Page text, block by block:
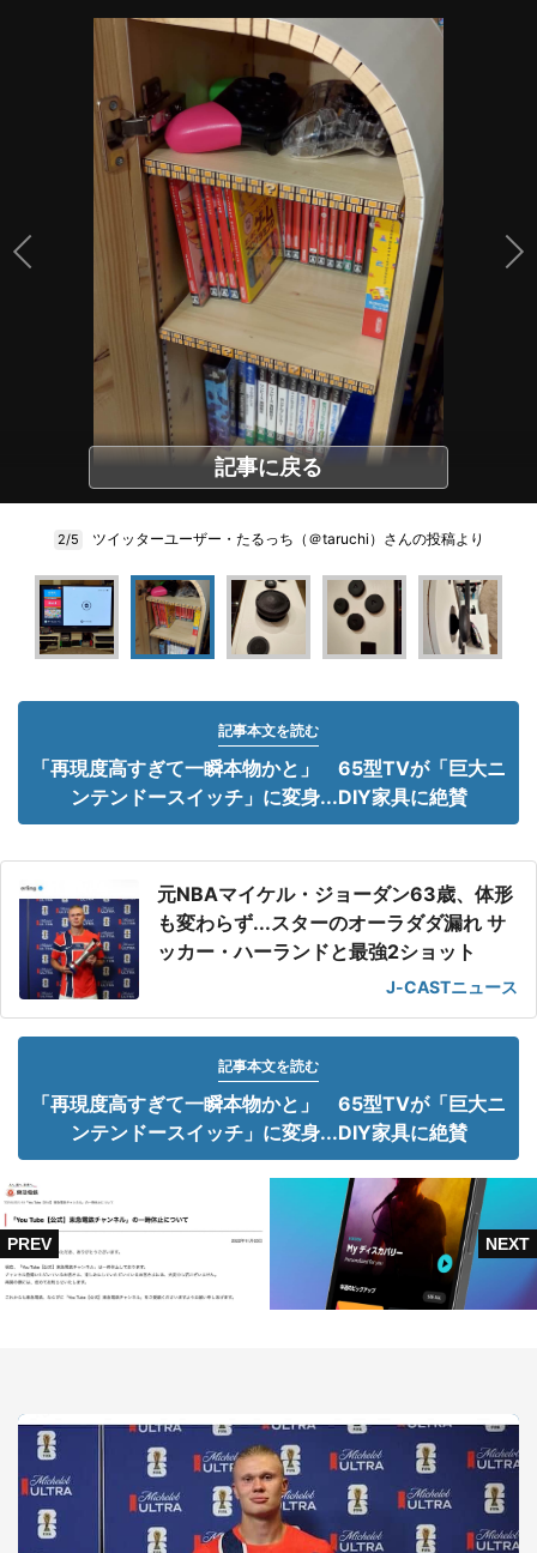
記事に戻る
2/5 ツイッターユーザー・たるっち（＠taruchi）さんの投稿より
記事本文を読む
「再現度高すぎて一瞬本物かと」 65型TVが「巨大ニ
ンテンドースイッチ」に変身...DIY家具に絶賛
元NBAマイケル・ジョーダン63歳、体形
も変わらず...スターのオーラダダ漏れ サ
ッカー・ハーランドと最強2ショット
J-CASTニュース
記事本文を読む
「再現度高すぎて一瞬本物かと」 65型TVが「巨大ニ
ンテンドースイッチ」に変身...DIY家具に絶賛